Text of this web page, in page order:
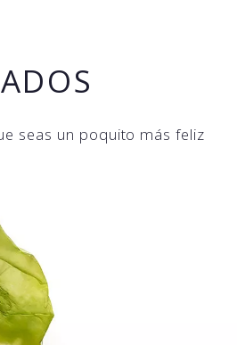
seas un poquito más feliz